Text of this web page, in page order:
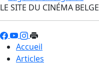
LE SITE DU CINÉMA BELGE
Accueil
Articles